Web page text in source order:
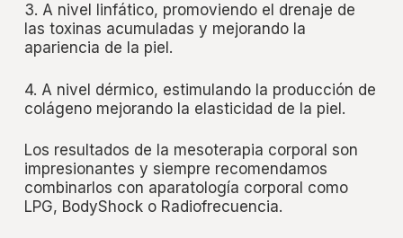
3. A nivel linfático, promoviendo el drenaje de
las toxinas acumuladas y mejorando la
apariencia de la piel.
4. A nivel dérmico, estimulando la producción de
colágeno mejorando la elasticidad de la piel.
Los resultados de la mesoterapia corporal son
impresionantes y siempre recomendamos
combinarlos con aparatología corporal como
LPG, BodyShock o Radiofrecuencia.